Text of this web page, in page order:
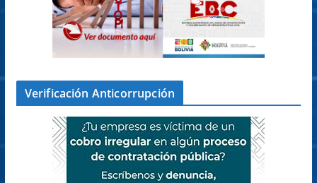
Verificación Anticorrupción